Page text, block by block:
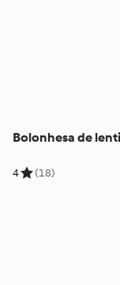
Bolonhesa de
4 (18)